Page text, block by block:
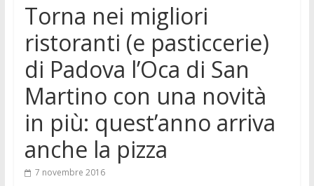
Torna nei migliori
ristoranti (e pasticcerie)
di Padova l’Oca di San
Martino con una novità
in più: quest’anno arriva
anche la pizza
7 novembre 2016